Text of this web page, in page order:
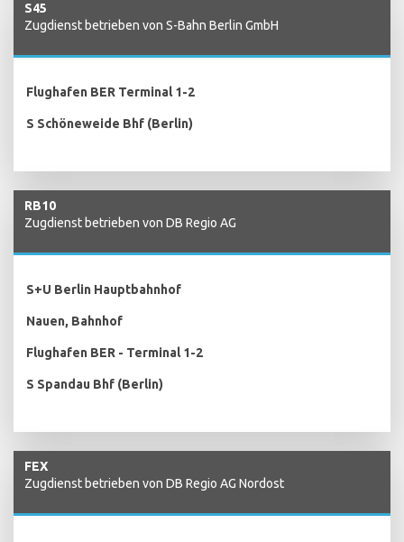
S45
Zugdienst betrieben von S-Bahn Berlin GmbH
Flughafen BER Terminal 1-2
S Schöneweide Bhf (Berlin)
RB10
Zugdienst betrieben von DB Regio AG
S+U Berlin Hauptbahnhof
Nauen, Bahnhof
Flughafen BER - Terminal 1-2
S Spandau Bhf (Berlin)
FEX
Zugdienst betrieben von DB Regio AG Nordost